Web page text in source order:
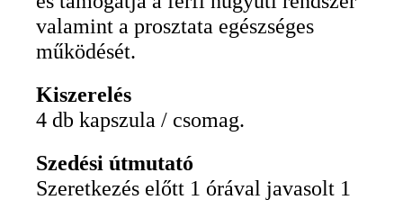
valamint a prosztata egészséges
működését.
Kiszerelés
4 db kapszula / csomag.
Szedési útmutató
Szeretkezés előtt 1 órával javasolt 1